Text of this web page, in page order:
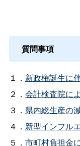
質問事項
１． 新政権誕生に
２． 会計検査院に
３． 県内総生産の
４． 新型インフル
５． 市町村負担金